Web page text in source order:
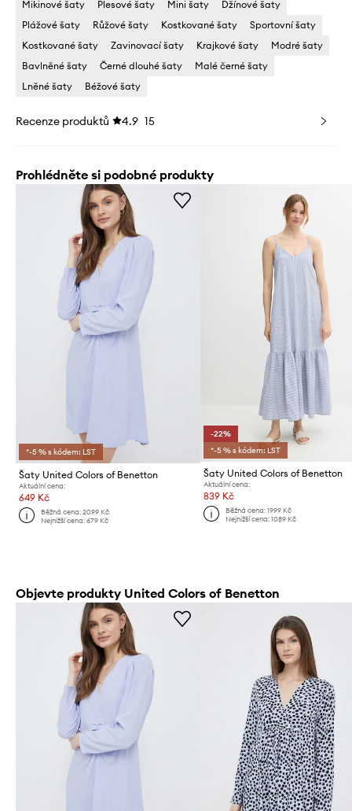
Mikinové šaty
Plesové šaty Mini šaty
Džínové šaty
Plážové šaty
Růžové šaty Kostkované šaty
Sportovní šaty
Kostkované šaty
Zavinovací šaty Krajkové šaty
Modré šaty
Bavlněné šaty
Černé dlouhé šaty
Malé černé šaty
Lněné šaty
Béžové šaty
Recenze produktů 4.9 15
Prohlédněte si podobné produkty
*-5 % s kódem: LST
Šaty United Colors of Benetton
Aktuální cena:
649 Kč
Běžná cena:2099 Kč
Nejnižší cena:679 Kč
-22%
*-5 % s kódem: LST
Šaty United Colors of Benetton
Aktuální cena:
839 Kč
Běžná cena: 1999 Kč
Nejnižší cena: 1089 Kč
Objevte produkty United Colors of Benetton